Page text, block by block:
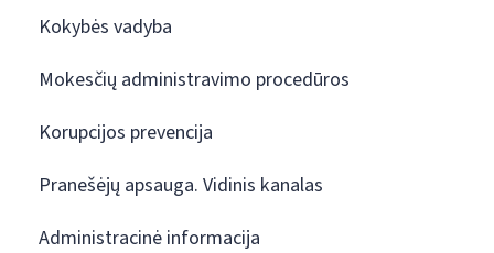
Kokybės vadyba
Mokesčių administravimo procedūros
Korupcijos prevencija
Pranešėjų apsauga. Vidinis kanalas
Administracinė informacija